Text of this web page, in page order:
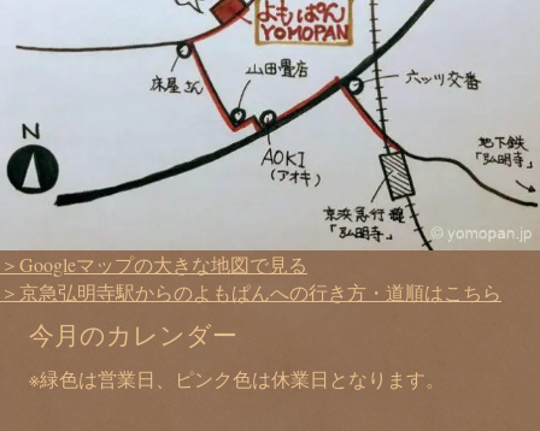
＞Googleマップの大きな地図で見る
＞京急弘明寺駅からのよもぱんへの行き方・道順はこちら
今月のカレンダー
※緑色は営業日、ピンク色は休業日となります。